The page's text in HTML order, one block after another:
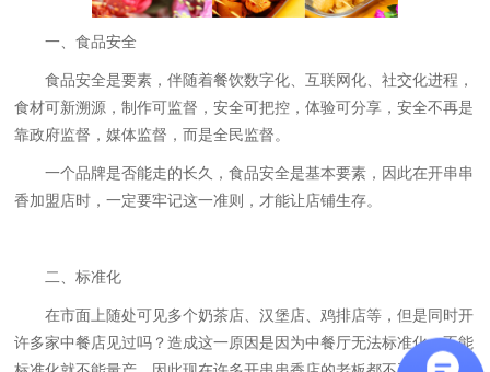
一、食品安全
食品安全是要素，伴随着餐饮数字化、互联网化、社交化进程，
食材可新溯源，制作可监督，安全可把控，体验可分享，安全不再是
靠政府监督，媒体监督，而是全民监督。
一个品牌是否能走的长久，食品安全是基本要素，因此在开串串
香加盟店时，一定要牢记这一准则，才能让店铺生存。
二、标准化
在市面上随处可见多个奶茶店、汉堡店、鸡排店等，但是同时开
许多家中餐店见过吗？造成这一原因是因为中餐厅无法标准化，不能